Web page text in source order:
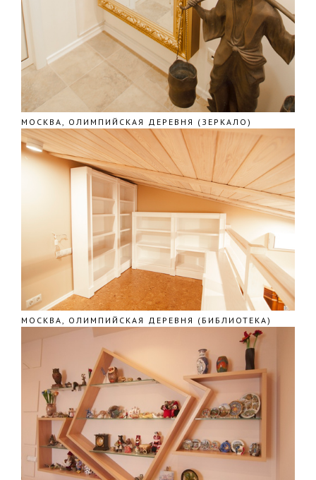
МОСКВА, ОЛИМПИЙСКАЯ ДЕРЕВНЯ (ЗЕРКАЛО)
МОСКВА, ОЛИМПИЙСКАЯ ДЕРЕВНЯ (БИБЛИОТЕКА)